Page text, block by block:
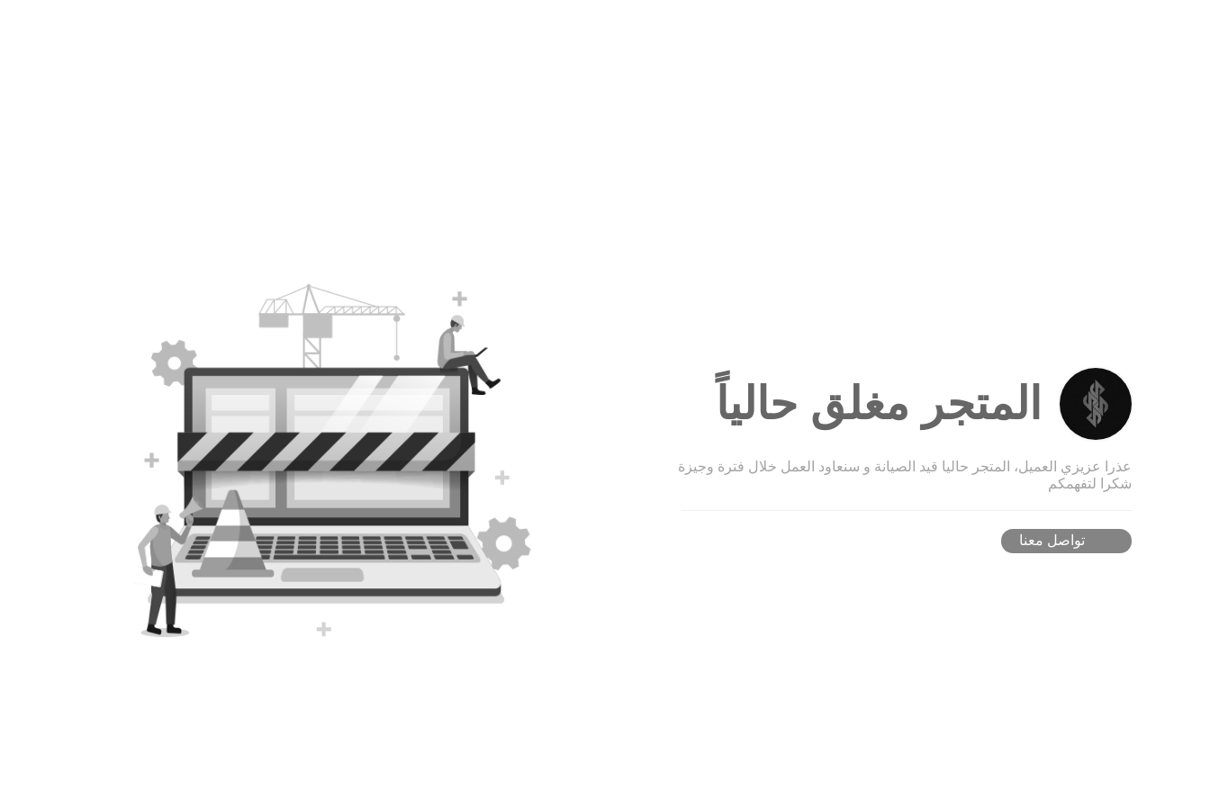
المتجر مغلق حالياً
عذرا عزيزي العميل، المتجر حاليا قيد الصيانة و سنعاود العمل خلال فترة وجيزة
شكرا لتفهمكم
تواصل معنا